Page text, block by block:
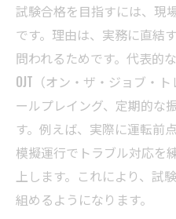
試験合格を目指すには、現
です。理由は、実務に直結
問われるためです。代表的
OJT（オン・ザ・ジョブ・
ールプレイング、定期的な
す。例えば、実際に運転前
模擬運行でトラブル対応を
上します。これにより、試
組めるようになります。